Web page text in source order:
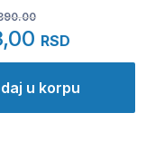
RSD
u korpu